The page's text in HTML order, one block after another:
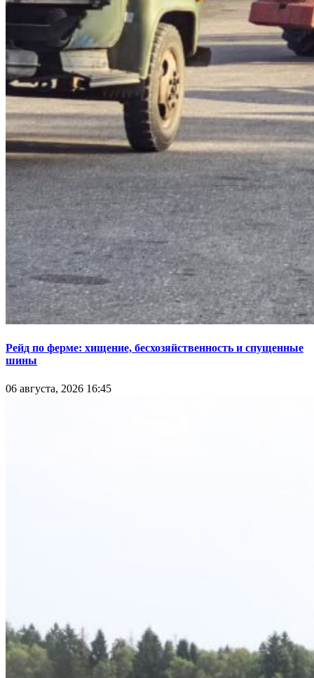
Рейд по ферме: хищение, бесхозяйственность и спущенные
шины
06 августа, 2026 16:45